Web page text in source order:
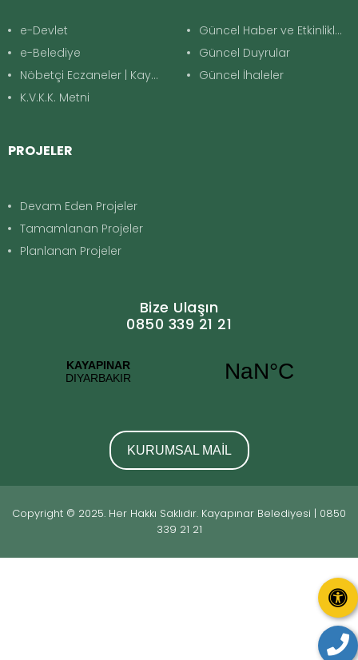
e-Devlet
e-Belediye
Nöbetçi Eczaneler | Kayapınar
K.V.K.K. Metni
Güncel Haber ve Etkinlikler
Güncel Duyrular
Güncel İhaleler
PROJELER
Devam Eden Projeler
Tamamlanan Projeler
Planlanan Projeler
Bize Ulaşın
0850 339 21 21
KURUMSAL MAİL
Copyright © 2025. Her Hakkı Saklıdır. Kayapınar Belediyesi | 0850
339 21 21